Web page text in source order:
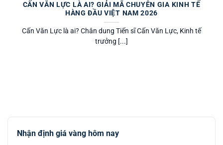
CẤN VĂN LỰC LÀ AI? GIẢI MÃ CHUYÊN GIA KINH TẾ
HÀNG ĐẦU VIỆT NAM 2026
Cấn Văn Lực là ai? Chân dung Tiến sĩ Cấn Văn Lực, Kinh tế
trưởng [...]
Nhận định giá vàng hôm nay